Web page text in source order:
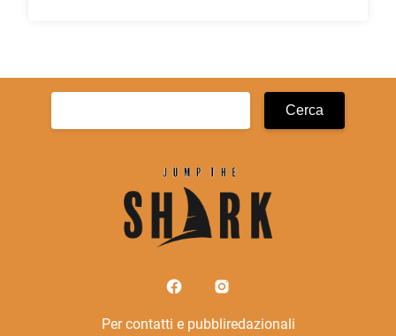
Ricerca
Per contatti e pubbliredazionali